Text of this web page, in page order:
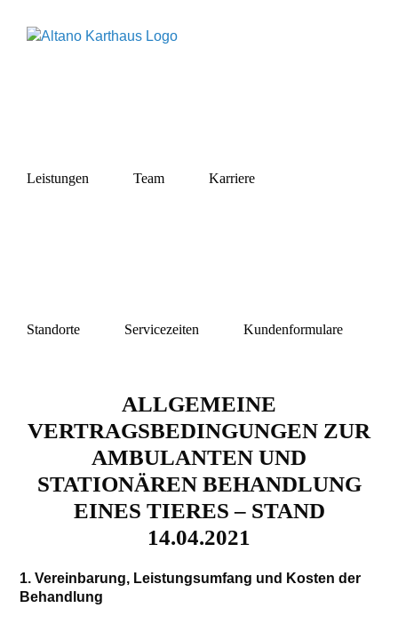
Inhalt
springen
Leistungen Team Karriere
Standorte Servicezeiten Kundenformulare
ALLGEMEINE
VERTRAGSBEDINGUNGEN ZUR
AMBULANTEN UND
STATIONÄREN BEHANDLUNG
EINES TIERES – STAND
14.04.2021
1. Vereinbarung, Leistungsumfang und Kosten der
Behandlung